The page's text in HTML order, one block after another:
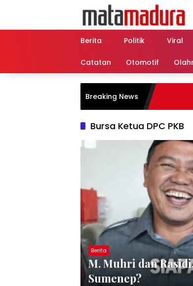
Berita
Politik Viral
Catatan Otomotif
Breaking News
Bursa Ketua DPC PKB
Berita
M. Muhri dan
Sumenep?